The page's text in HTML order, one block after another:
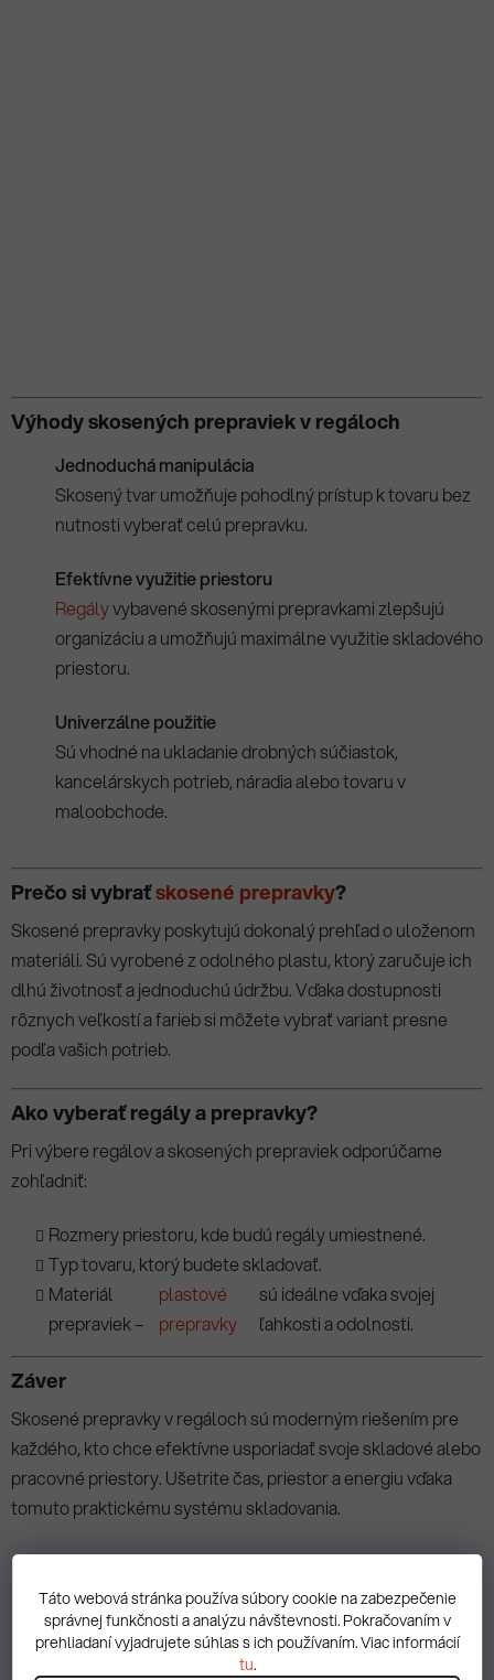
Táto webová stránka používa súbory cookie na zabezpečenie
správnej funkčnosti a analýzu návštevnosti. Pokračovaním v
prehliadaní vyjadrujete súhlas s ich používaním. Viac informácií
tu.
Výhody skosených prepraviek v regáloch
Jednoduchá manipulácia
Skosený tvar umožňuje pohodlný prístup k tovaru bez
nutnosti vyberať celú prepravku.
Efektívne využitie priestoru
Regályvybavené skosenými prepravkami zlepšujú
organizáciu a umožňujú maximálne využitie skladového
priestoru.
Univerzálne použitie
Sú vhodné na ukladanie drobných súčiastok,
kancelárskych potrieb, náradia alebo tovaru v
maloobchode.
Prečo si vybraťskosené prepravky?
Skosené prepravky poskytujú dokonalý prehľad o uloženom
materiáli. Sú vyrobené z odolného plastu, ktorý zaručuje ich
dlhú životnosť a jednoduchú údržbu. Vďaka dostupnosti
rôznych veľkostí a farieb si môžete vybrať variant presne
podľa vašich potrieb.
Ako vyberať regály a prepravky?
Pri výbere regálov a skosených prepraviek odporúčame
zohľadniť:
Rozmery priestoru, kde budú regály umiestnené.
Typ tovaru, ktorý budete skladovať.
Materiál
prepraviek –
plastové
prepravky
sú ideálne vďaka svojej
ľahkosti a odolnosti.
Záver
Skosené prepravky v regáloch sú moderným riešením pre
každého, kto chce efektívne usporiadať svoje skladové alebo
pracovné priestory. Ušetrite čas, priestor a energiu vďaka
tomuto praktickému systému skladovania.